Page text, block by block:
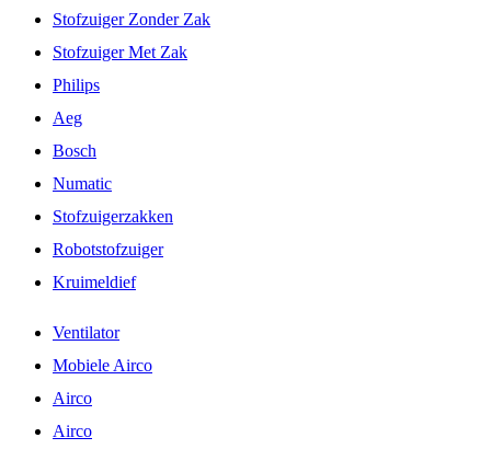
Stofzuiger Zonder Zak
Stofzuiger Met Zak
Philips
Aeg
Bosch
Numatic
Stofzuigerzakken
Robotstofzuiger
Kruimeldief
Ventilator
Mobiele Airco
Airco
Airco